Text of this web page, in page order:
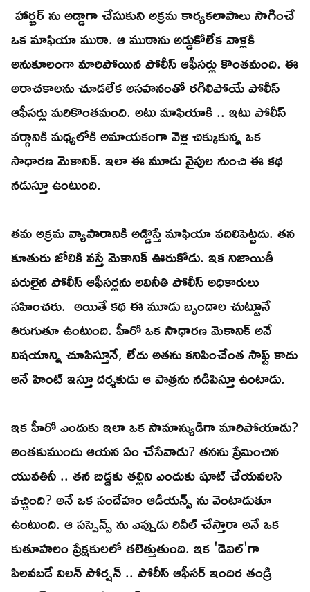
హార్బర్ ను అడ్డాగా చేసుకుని అక్రమ కార్యకలాపాలు సాగించే
ఒక మాఫియా ముఠా. ఆ ముఠాను అడ్డుకోలేక వాళ్లకి
అనుకూలంగా మారిపోయిన పోలీస్ ఆఫీసర్లు కొంతమంది. ఈ
అరాచకాలను చూడలేక అసహనంతో రగిలిపోయే పోలీస్
ఆఫీసర్లు మరికొంతమంది. అటు మాఫియాకి .. ఇటు పోలీస్
వర్గానికి మధ్యలోకి అమాయకంగా వెళ్లి చిక్కుకున్న ఒక
సాధారణ మెకానిక్. ఇలా ఈ మూడు వైపుల నుంచి ఈ కథ
నడుస్తూ ఉంటుంది.
తమ అక్రమ వ్యాపారానికి అడ్డొస్తే మాఫియా వదిలిపెట్టదు. తన
కూతురు జోలికి వస్తే మెకానిక్ ఊరుకోడు. ఇక నిజాయితీ
పరులైన పోలీస్ ఆఫీసర్లను అవినీతి పోలీస్ అధికారులు
సహించరు. అయితే కథ ఈ మూడు బృందాల చుట్టూనే
తిరుగుతూ ఉంటుంది. హీరో ఒక సాధారణ మెకానిక్ అనే
విషయాన్ని చూపిస్తూనే, లేదు అతను కనిపించేంత సాఫ్ట్ కాదు
అనే హింట్ ఇస్తూ దర్శకుడు ఆ పాత్రను నడిపిస్తూ ఉంటాడు.
ఇక హీరో ఎందుకు ఇలా ఒక సామాన్యుడిగా మారిపోయాడు?
అంతకుముందు ఆయన ఏం చేసేవాడు? తనను ప్రేమించిన
యువతినీ .. తన బిడ్డకు తల్లిని ఎందుకు షూట్ చేయవలసి
వచ్చింది? అనే ఒక సందేహం ఆడియన్స్ ను వెంటాడుతూ
ఉంటుంది. ఆ సస్పెన్స్ ను ఎప్పుడు రివీల్ చేస్తారా అనే ఒక
కుతూహలం ప్రేక్షకులలో తలెత్తుతుంది. ఇక 'డెవిల్'గా
పిలవబడే విలన్ పోర్షన్ .. పోలీస్ ఆఫీసర్ ఇందిర తండ్రి